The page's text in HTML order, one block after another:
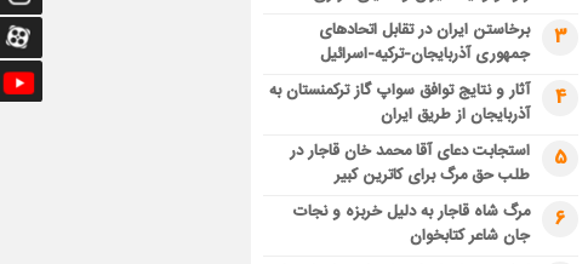
3
برخاستن ایران در تقابل اتحادهای
جمهوری آذربایجان-ترکیه-اسرائیل
4
آثار و نتایج توافق سواپ گاز ترکمنستان به
آذربایجان از طریق ایران
5
استجابت دعای آقا محمد خان قاجار در
طلب حق مرگ برای کاترین کبیر
6
مرگ شاه قاجار به دلیل خربزه و نجات
جان شاعر کتابخوان